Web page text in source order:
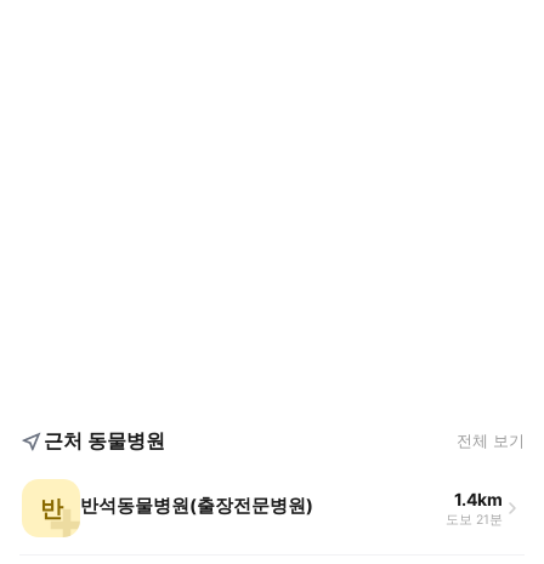
근처 동물병원 전체 보기
반 반석동물병원(출장전문병원) 1.4km
도보 21분